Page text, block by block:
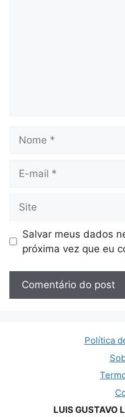
mail
Salvar meus dados
próxima vez que eu
Política
LUIS GUSTAVO